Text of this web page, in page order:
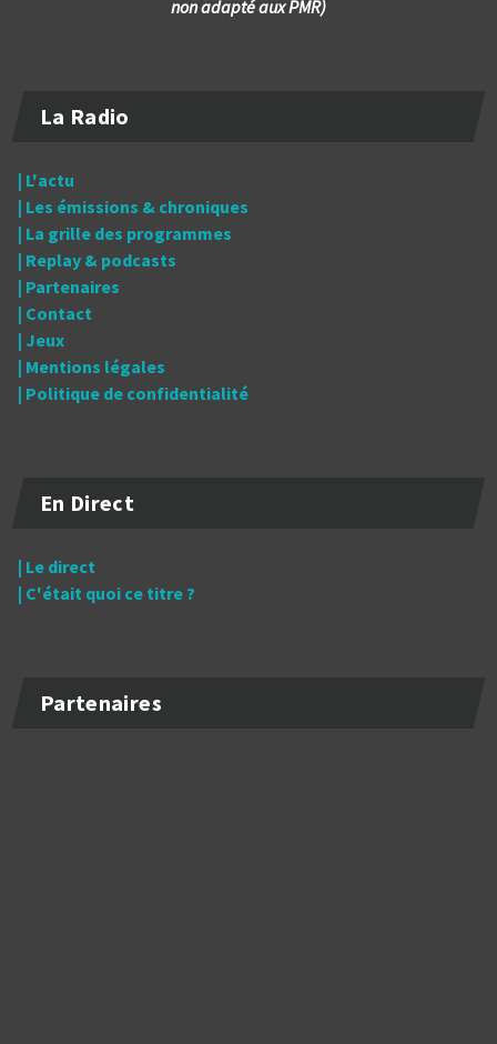
non adapté aux PMR)
La Radio
| L'actu
| Les émissions & chroniques
| La grille des programmes
| Replay & podcasts
| Partenaires
| Contact
| Jeux
| Mentions légales
| Politique de confidentialité
En Direct
| Le direct
| C'était quoi ce titre ?
Partenaires